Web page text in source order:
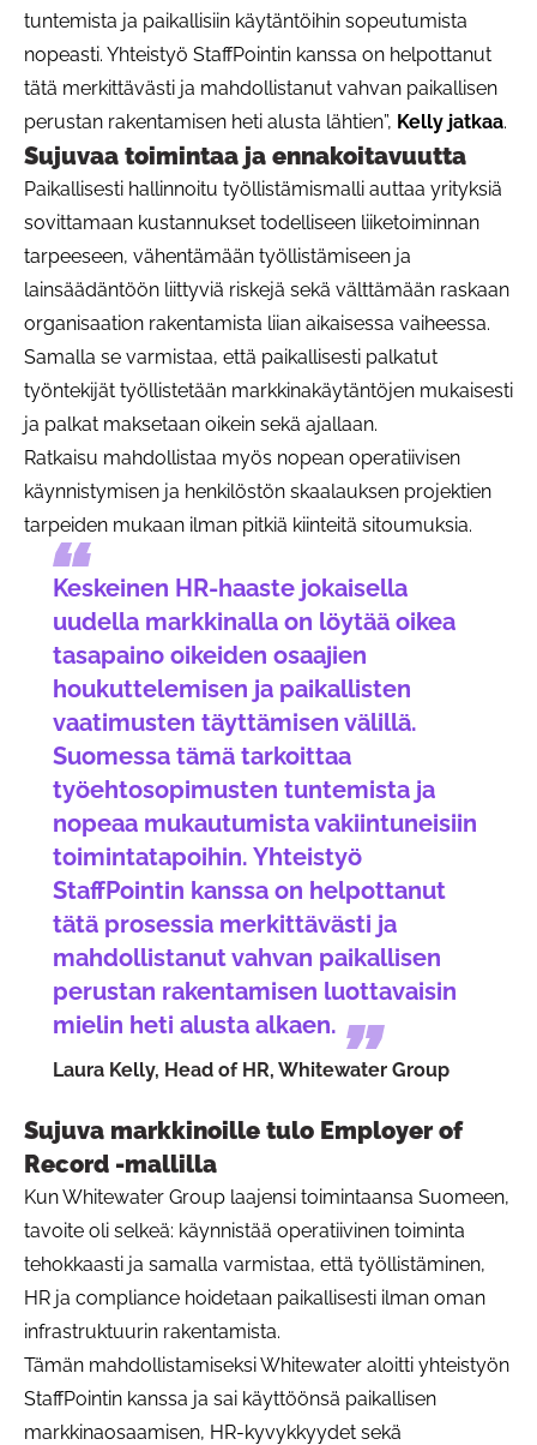
tuntemista ja paikallisiin käytäntöihin sopeutumista
nopeasti. Yhteistyö StaffPointin kanssa on helpottanut
tätä merkittävästi ja mahdollistanut vahvan paikallisen
perustan rakentamisen heti alusta lähtien”, Kelly jatkaa.
Sujuvaa toimintaa ja ennakoitavuutta
Paikallisesti hallinnoitu työllistämismalli auttaa yrityksiä
sovittamaan kustannukset todelliseen liiketoiminnan
tarpeeseen, vähentämään työllistämiseen ja
lainsäädäntöön liittyviä riskejä sekä välttämään raskaan
organisaation rakentamista liian aikaisessa vaiheessa.
Samalla se varmistaa, että paikallisesti palkatut
työntekijät työllistetään markkinakäytäntöjen mukaisesti
ja palkat maksetaan oikein sekä ajallaan.
Ratkaisu mahdollistaa myös nopean operatiivisen
käynnistymisen ja henkilöstön skaalauksen projektien
tarpeiden mukaan ilman pitkiä kiinteitä sitoumuksia.
Keskeinen HR-haaste jokaisella
uudella markkinalla on löytää oikea
tasapaino oikeiden osaajien
houkuttelemisen ja paikallisten
vaatimusten täyttämisen välillä.
Suomessa tämä tarkoittaa
työehtosopimusten tuntemista ja
nopeaa mukautumista vakiintuneisiin
toimintatapoihin. Yhteistyö
StaffPointin kanssa on helpottanut
tätä prosessia merkittävästi ja
mahdollistanut vahvan paikallisen
perustan rakentamisen luottavaisin
mielin heti alusta alkaen.
Laura Kelly, Head of HR, Whitewater Group
Sujuva markkinoille tulo Employer of
Record -mallilla
Kun Whitewater Group laajensi toimintaansa Suomeen,
tavoite oli selkeä: käynnistää operatiivinen toiminta
tehokkaasti ja samalla varmistaa, että työllistäminen,
HR ja compliance hoidetaan paikallisesti ilman oman
infrastruktuurin rakentamista.
Tämän mahdollistamiseksi Whitewater aloitti yhteistyön
StaffPointin kanssa ja sai käyttöönsä paikallisen
markkinaosaamisen, HR-kyvykkyydet sekä